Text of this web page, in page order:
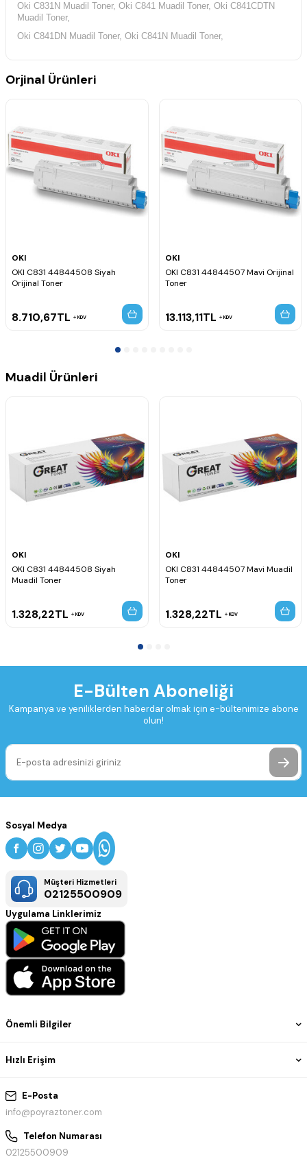
Oki C831N Muadil Toner, Oki C841 Muadil Toner, Oki C841CDTN
Muadil Toner,
Oki C841DN Muadil Toner, Oki C841N Muadil Toner,
Orjinal Ürünleri
OKI
OKI C831 44844508 Siyah
Orijinal Toner
8.710,67TL KDV
OKI
OKI C831 44844507 Mavi Orijinal
Toner
13.113,11TL KDV
Muadil Ürünleri
OKI
OKI C831 44844508 Siyah
Muadil Toner
1.328,22TL KDV
OKI
OKI C831 44844507 Mavi Muadil
Toner
1.328,22TL KDV
E-Bülten Aboneliği
Kampanya ve yeniliklerden haberdar olmak için e-bültenimize abone
olun!
E-Posta
info@poyraztoner.com
Telefon Numarası
02125500909
Önemli Bilgiler
Hızlı Erişim
Sosyal Medya
Müşteri Hizmetleri
02125500909
Uygulama Linklerimiz